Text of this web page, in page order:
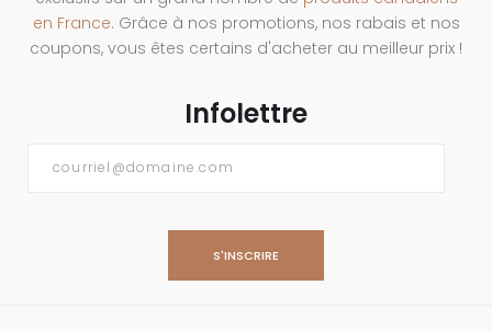
en France. Grâce à nos promotions, nos rabais et nos
coupons, vous êtes certains d'acheter au meilleur prix !
Infolettre